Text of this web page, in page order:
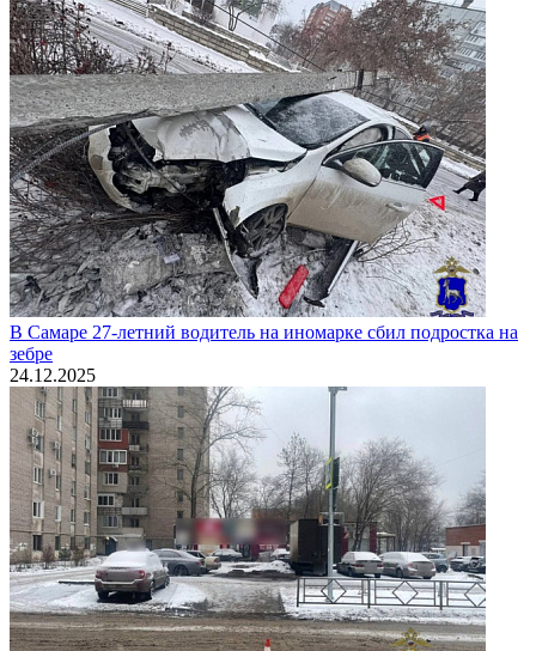
В Самаре 27-летний водитель на иномарке сбил подростка на
зебре
24.12.2025